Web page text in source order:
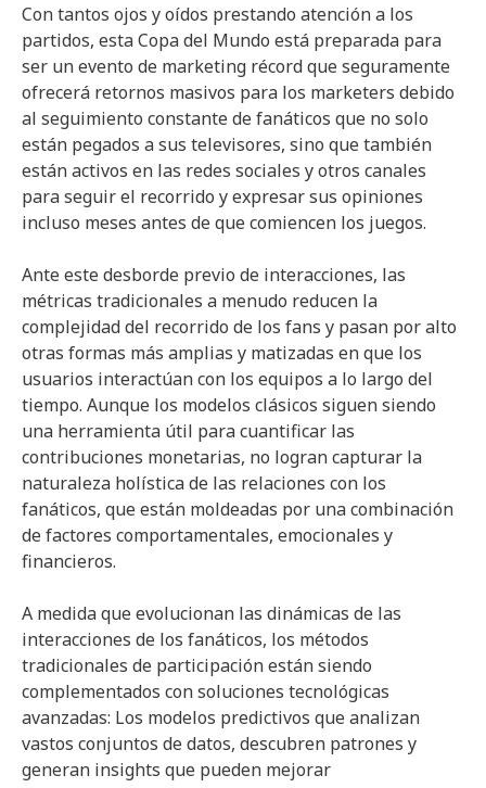
Con tantos ojos y oídos prestando atención a los
partidos, esta Copa del Mundo está preparada para
ser un evento de marketing récord que seguramente
ofrecerá retornos masivos para los marketers debido
al seguimiento constante de fanáticos que no solo
están pegados a sus televisores, sino que también
están activos en las redes sociales y otros canales
para seguir el recorrido y expresar sus opiniones
incluso meses antes de que comiencen los juegos.
Ante este desborde previo de interacciones, las
métricas tradicionales a menudo reducen la
complejidad del recorrido de los fans y pasan por alto
otras formas más amplias y matizadas en que los
usuarios interactúan con los equipos a lo largo del
tiempo. Aunque los modelos clásicos siguen siendo
una herramienta útil para cuantificar las
contribuciones monetarias, no logran capturar la
naturaleza holística de las relaciones con los
fanáticos, que están moldeadas por una combinación
de factores comportamentales, emocionales y
financieros.
A medida que evolucionan las dinámicas de las
interacciones de los fanáticos, los métodos
tradicionales de participación están siendo
complementados con soluciones tecnológicas
avanzadas: Los modelos predictivos que analizan
vastos conjuntos de datos, descubren patrones y
generan insights que pueden mejorar